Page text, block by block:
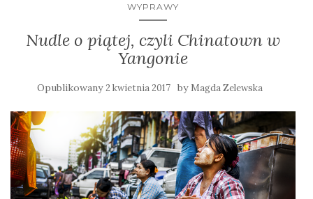
WYPRAWY
Nudle o piątej, czyli Chinatown w
Yangonie
Opublikowany2 kwietnia 2017 by Magda Zelewska